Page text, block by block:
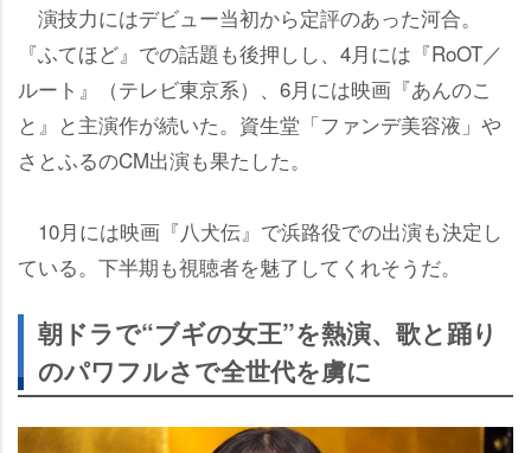
演技力にはデビュー当初から定評のあった河合。
『ふてほど』での話題も後押しし、4月には『RoOT／
ルート』（テレビ東京系）、6月には映画『あんのこ
と』と主演作が続いた。資生堂「ファンデ美容液」
さとふるのCM出演も果たした。
10月には映画『八犬伝』で浜路役での出演も決定し
ている。下半期も視聴者を魅了してくれそうだ。
朝ドラで“ブギの女王”を熱演、歌と踊り
のパワフルさで全世代を虜に